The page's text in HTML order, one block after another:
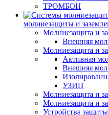
ТРОМБОН
молниезащиты и
Молниезащита и
Внешняя
Молниезащита и
Активная
Внешняя
УЗИП
Молниезащита и
Молниезащита и
Устройства